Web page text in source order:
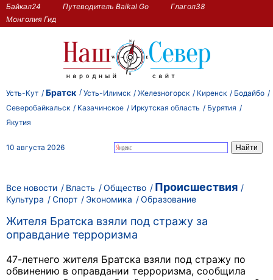
Байкал24 Путеводитель Baikal Go
Глагол38
Монголия Гид
Усть-Кут Братск Усть-Илимск Железногорск Киренск
Бодайбо
Северобайкальск
Казачинское Иркутская область
Бурятия
Якутия
10 августа 2026
Все новости Власть Общество Происшествия
Культура Спорт Экономика Образование
Жителя Братска взяли под стражу за
оправдание терроризма
47-летнего жителя Братска взяли под стражу по
обвинению в оправдании терроризма, сообщила